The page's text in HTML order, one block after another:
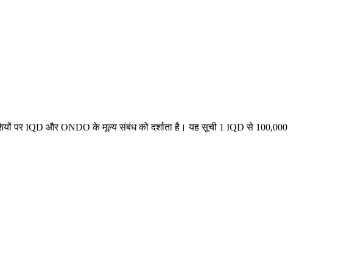
पर IQD और ONDO के मूल्य संबंध को दर्शाता है। यह सूची 1 IQD से 100,000